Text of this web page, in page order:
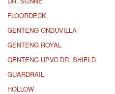
FLOORDECK
GENTENG ONDUVILLA
GENTENG ROYAL
GENTENG UPVC DR. SHIELD
GUARDRAIL
HOLLOW